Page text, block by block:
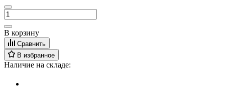
В корзину
Сравнить
В избранное
Наличие на складе: